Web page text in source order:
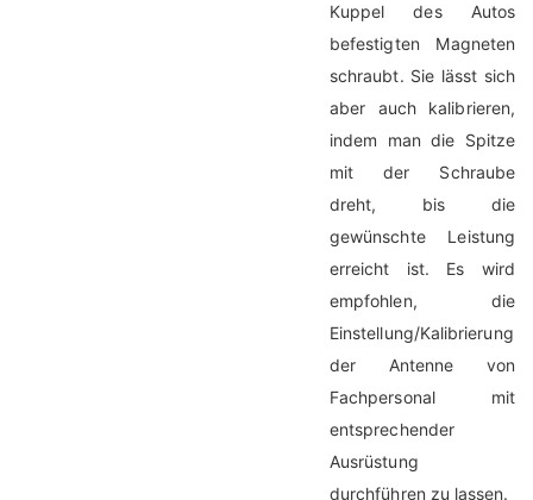
Kuppel des Autos
befestigten Magneten
schraubt. Sie lässt sich
aber auch kalibrieren,
indem man die Spitze
mit der Schraube
dreht, bis die
gewünschte Leistung
erreicht ist. Es wird
empfohlen, die
Einstellung/Kalibrierung
der Antenne von
Fachpersonal mit
entsprechender
Ausrüstung
durchführen zu lassen.